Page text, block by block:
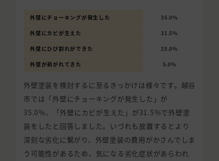
外壁にチョーキングが発生した 35.0%
外壁にカビが生えた 31.5%
外壁にひび割れができた 25.0%
外壁が剥がれてきた 5.0%
外壁塗装を検討するに至るきっかけは様々です。越谷
市では「外壁にチョーキングが発生した」が
35.0%、「外壁にカビが生えた」が31.5%で外壁塗
装をしたと回答しました。いづれも放置するとより
深刻な劣化に繋がり、外壁塗装の費用がかさんでしま
う可能性があるため、気になる劣化症状があらわれ